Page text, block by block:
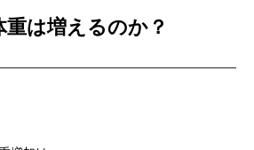
重は増えるのか？